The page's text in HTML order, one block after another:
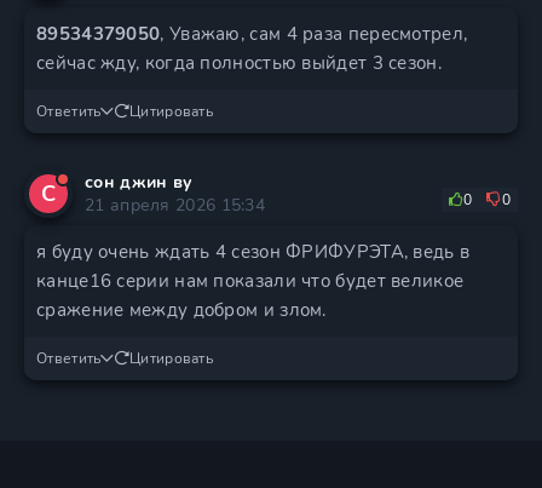
89534379050, Уважаю, сам 4 раза пересмотрел,
сейчас жду, когда полностью выйдет 3 сезон.
Ответить Цитировать
С
сон джин ву
21 апреля 2026 15:34
0 0
я буду очень ждать 4 сезон ФРИФУРЭТА, ведь в
канце16 серии нам показали что будет великое
сражение между добром и злом.
Ответить Цитировать